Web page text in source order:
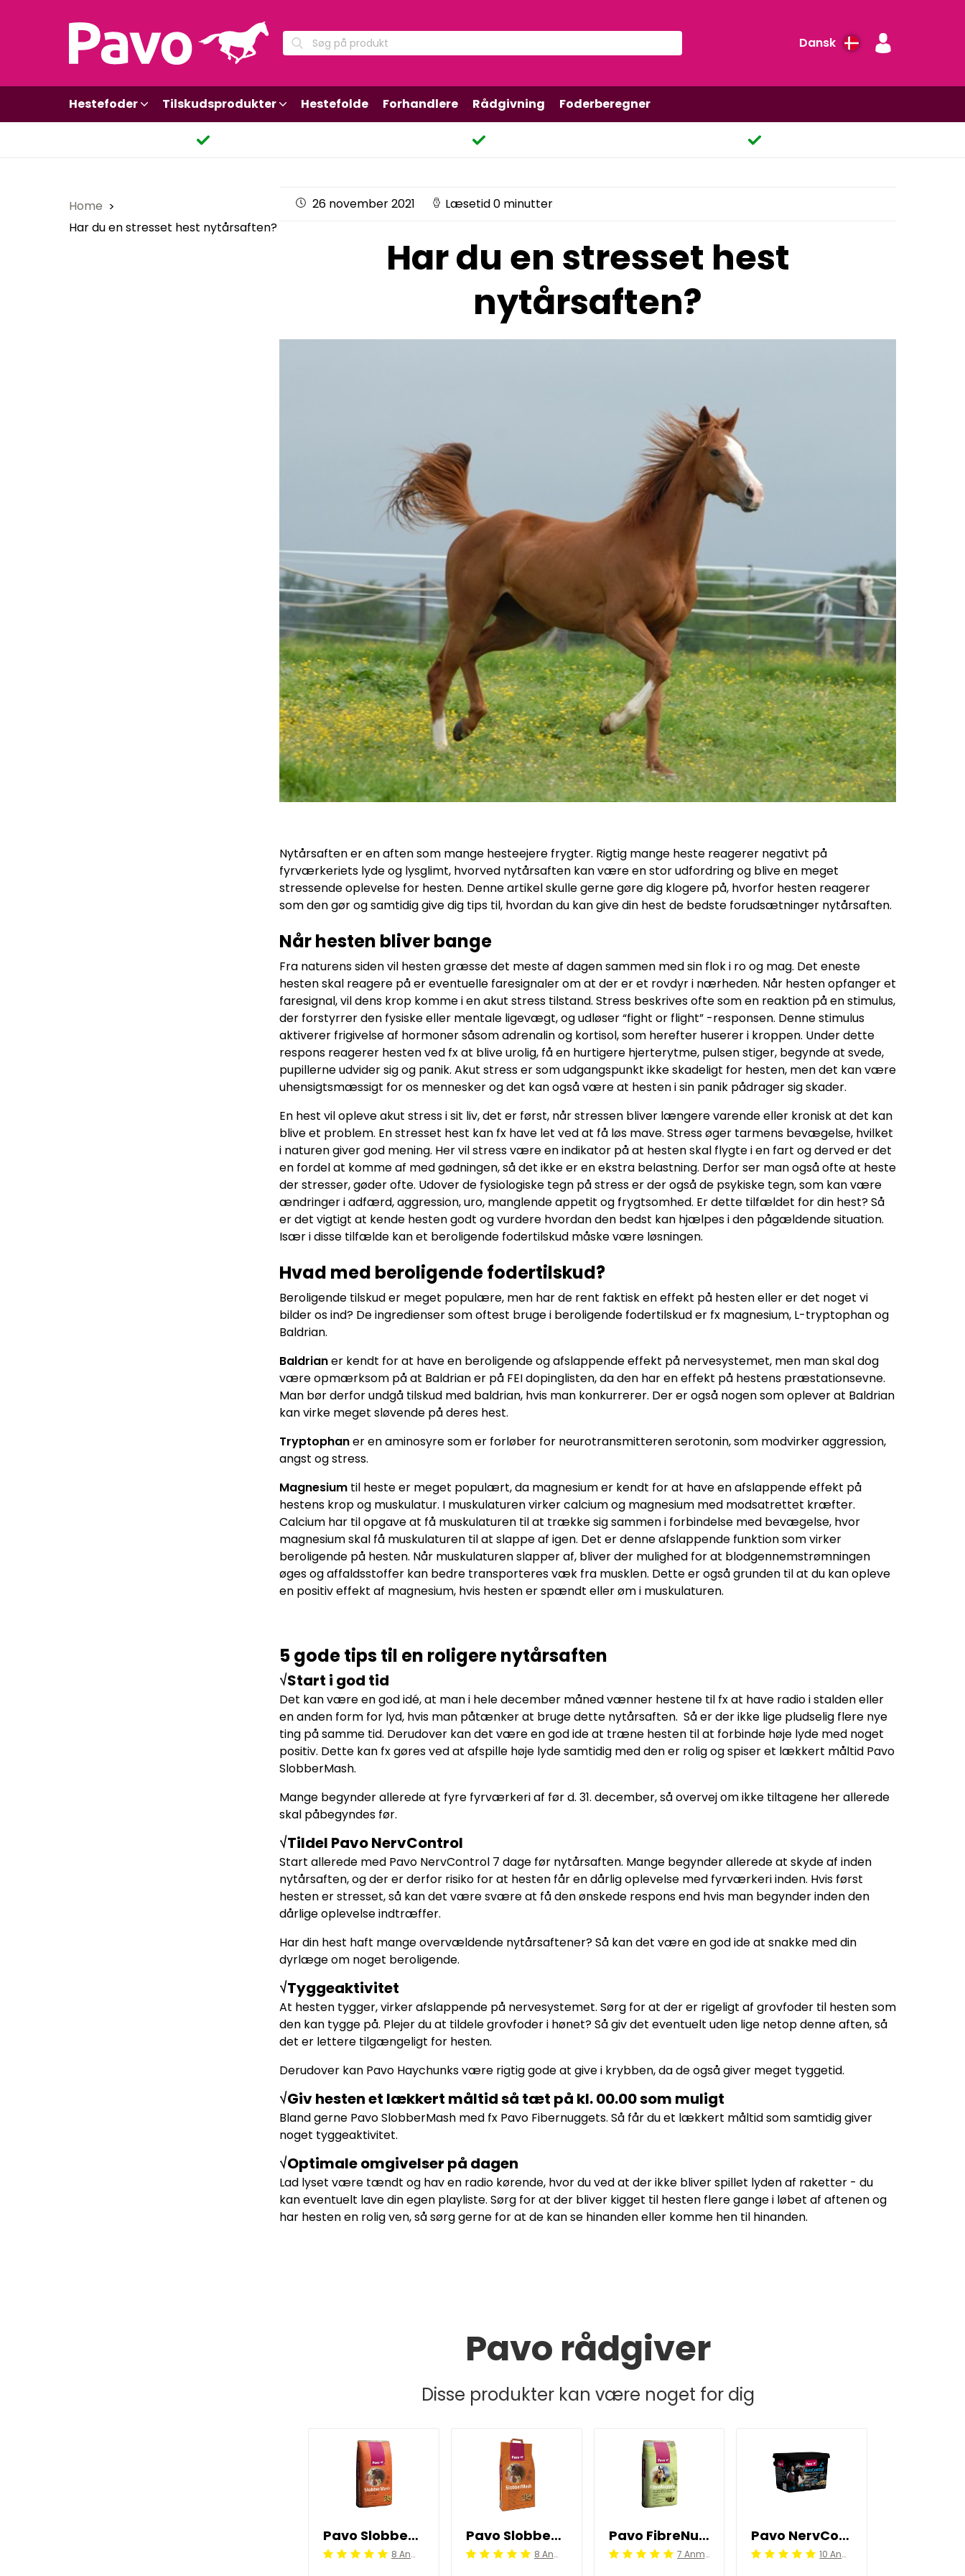
Dansk
Hestefoder Tilskudsprodukter Hestefolde Forhandlere Rådgivning Foderberegner
Home
Har du en stresset hest nytårsaften?
26 november 2021 Læsetid 0 minutter
Har du en stresset hest
nytårsaften?
Nytårsaften er en aften som mange hesteejere frygter. Rigtig mange heste reagerer negativt på
fyrværkeriets lyde og lysglimt, hvorved nytårsaften kan være en stor udfordring og blive en meget
stressende oplevelse for hesten. Denne artikel skulle gerne gøre dig klogere på, hvorfor hesten reagerer
som den gør og samtidig give dig tips til, hvordan du kan give din hest de bedste forudsætninger nytårsaften.
Når hesten bliver bange
Fra naturens siden vil hesten græsse det meste af dagen sammen med sin flok i ro og mag. Det eneste
hesten skal reagere på er eventuelle faresignaler om at der er et rovdyr i nærheden. Når hesten opfanger et
faresignal, vil dens krop komme i en akut stress tilstand. Stress beskrives ofte som en reaktion på en stimulus,
der forstyrrer den fysiske eller mentale ligevægt, og udløser “fight or flight” -responsen. Denne stimulus
aktiverer frigivelse af hormoner såsom adrenalin og kortisol, som herefter huserer i kroppen. Under dette
respons reagerer hesten ved fx at blive urolig, få en hurtigere hjerterytme, pulsen stiger, begynde at svede,
pupillerne udvider sig og panik. Akut stress er som udgangspunkt ikke skadeligt for hesten, men det kan være
uhensigtsmæssigt for os mennesker og det kan også være at hesten i sin panik pådrager sig skader.
En hest vil opleve akut stress i sit liv, det er først, når stressen bliver længere varende eller kronisk at det kan
blive et problem. En stresset hest kan fx have let ved at få løs mave. Stress øger tarmens bevægelse, hvilket
i naturen giver god mening. Her vil stress være en indikator på at hesten skal flygte i en fart og derved er det
en fordel at komme af med gødningen, så det ikke er en ekstra belastning. Derfor ser man også ofte at heste
der stresser, gøder ofte. Udover de fysiologiske tegn på stress er der også de psykiske tegn, som kan være
ændringer i adfærd, aggression, uro, manglende appetit og frygtsomhed. Er dette tilfældet for din hest? Så
er det vigtigt at kende hesten godt og vurdere hvordan den bedst kan hjælpes i den pågældende situation.
Især i disse tilfælde kan et beroligende fodertilskud måske være løsningen.
Hvad med beroligende fodertilskud?
Beroligende tilskud er meget populære, men har de rent faktisk en effekt på hesten eller er det noget vi
bilder os ind? De ingredienser som oftest bruge i beroligende fodertilskud er fx magnesium, L-tryptophan og
Baldrian.
Baldrianer kendt for at have en beroligende og afslappende effekt på nervesystemet, men man skal dog
være opmærksom på at Baldrian er på FEI dopinglisten, da den har en effekt på hestens præstationsevne.
Man bør derfor undgå tilskud med baldrian, hvis man konkurrerer. Der er også nogen som oplever at Baldrian
kan virke meget sløvende på deres hest.
Tryptophaner en aminosyre som er forløber for neurotransmitteren serotonin, som modvirker aggression,
angst og stress.
Magnesium til heste er meget populært, da magnesium er kendt for at have en afslappende effekt på
hestens krop og muskulatur. I muskulaturen virker calcium og magnesium med modsatrettet kræfter.
Calcium har til opgave at få muskulaturen til at trække sig sammen i forbindelse med bevægelse, hvor
magnesium skal få muskulaturen til at slappe af igen. Det er denne afslappende funktion som virker
beroligende på hesten. Når muskulaturen slapper af, bliver der mulighed for at blodgennemstrømningen
øges og affaldsstoffer kan bedre transporteres væk fra musklen. Dette er også grunden til at du kan opleve
en positiv effekt af magnesium, hvis hesten er spændt eller øm i muskulaturen.
5 gode tips til en roligere nytårsaften
√Start i god tid
Det kan være en god idé, at man i hele december måned vænner hestene til fx at have radio i stalden eller
en anden form for lyd, hvis man påtænker at bruge dette nytårsaften. Så er der ikke lige pludselig flere nye
ting på samme tid. Derudover kan det være en god ide at træne hesten til at forbinde høje lyde med noget
positiv. Dette kan fx gøres ved at afspille høje lyde samtidig med den er rolig og spiser et lækkert måltid Pavo
SlobberMash.
Mange begynder allerede at fyre fyrværkeri af før d. 31. december, så overvej om ikke tiltagene her allerede
skal påbegyndes før.
√Tildel Pavo NervControl
Start allerede med Pavo NervControl 7 dage før nytårsaften. Mange begynder allerede at skyde af inden
nytårsaften, og der er derfor risiko for at hesten får en dårlig oplevelse med fyrværkeri inden. Hvis først
hesten er stresset, så kan det være svære at få den ønskede respons end hvis man begynder inden den
dårlige oplevelse indtræffer.
Har din hest haft mange overvældende nytårsaftener? Så kan det være en god ide at snakke med din
dyrlæge om noget beroligende.
√Tyggeaktivitet
At hesten tygger, virker afslappende på nervesystemet. Sørg for at der er rigeligt af grovfoder til hesten som
den kan tygge på. Plejer du at tildele grovfoder i hønet? Så giv det eventuelt uden lige netop denne aften, så
det er lettere tilgængeligt for hesten.
Derudover kan Pavo Haychunks være rigtig gode at give i krybben, da de også giver meget tyggetid.
√Giv hesten et lækkert måltid så tæt på kl. 00.00 som muligt
Bland gerne Pavo SlobberMash med fx Pavo Fibernuggets. Så får du et lækkert måltid som samtidig giver
noget tyggeaktivitet.
√Optimale omgivelser på dagen
Lad lyset være tændt og hav en radio kørende, hvor du ved at der ikke bliver spillet lyden af raketter - du
kan eventuelt lave din egen playliste. Sørg for at der bliver kigget til hesten flere gange i løbet af aftenen og
har hesten en rolig ven, så sørg gerne for at de kan se hinanden eller komme hen til hinanden.
Pavo rådgiver
Disse produkter kan være noget for dig
Pavo SlobberMash 15 kg
Beoordeling: 5/5 8 Anmeldelser
Pavo SlobberMash 6 kg
Beoordeling: 5/5 8 Anmeldelser
Pavo FibreNuggets 20 kg
Beoordeling: 5/5 7 Anmeldelser
Pavo NervControl 3 kg
Beoordeling: 5/5 10 Anmeldelser